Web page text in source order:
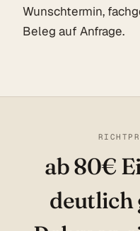
Wunschtermin,
Beleg auf Anfrage.
ab 80€
deutlich